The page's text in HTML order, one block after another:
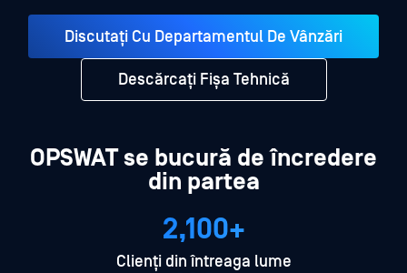
Discutați Cu Departamentul De Vânzări
Descărcați Fișa Tehnică
OPSWAT se bucură de încredere
din partea
2,100+
Clienți din întreaga lume